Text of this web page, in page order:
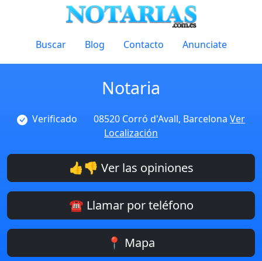
Buscar Blog Contacto Anunciate
Notaria
Verificado 08520 Corró d'Avall, Barcelona Ver
Localización
👍👎 Ver las opiniones
☎️ Llamar por teléfono
📍 Mapa